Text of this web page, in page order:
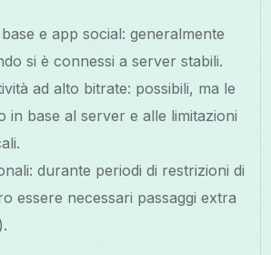
e app social: generalmente
si è connessi a server stabili.
ad alto bitrate: possibili, ma le
in base al server e alle limitazioni
durante periodi di restrizioni di
essere necessari passaggi extra